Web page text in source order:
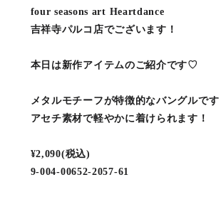
four seasons art Heartdance
吉祥寺パルコ店でございます！
本日は新作アイテムのご紹介です♡
メタルモチーフが特徴的なバングルです
アセチ素材で軽やかに着けられます！
¥2,090(税込)
9-004-00652-2057-61